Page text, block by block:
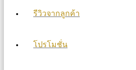
รีวิวจากลูกค้า
โปรโมชั่น